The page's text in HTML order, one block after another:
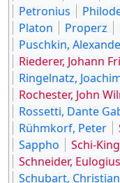
Petronius
Platon
Properz
Puschkin,
Riederer, Johann
Ringelnatz,
Rochester, John
Rossetti, Dante
Rühmkorf, Peter
Sappho
Schi-King
Schneider, Eulogius
Schubart,